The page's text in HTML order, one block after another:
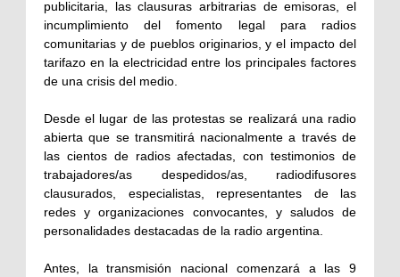
publicitaria, las clausuras arbitrarias de emisoras, el
incumplimiento del fomento legal para radios
comunitarias y de pueblos originarios, y el impacto del
tarifazo en la electricidad entre los principales factores
de una crisis del medio.
Desde el lugar de las protestas se realizará una radio
abierta que se transmitirá nacionalmente a través de
las cientos de radios afectadas, con testimonios de
trabajadores/as despedidos/as, radiodifusores
clausurados, especialistas, representantes de las
redes y organizaciones convocantes, y saludos de
personalidades destacadas de la radio argentina.
Antes, la transmisión nacional comenzará a las 9